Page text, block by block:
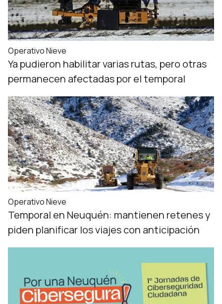
Operativo Nieve
Ya pudieron habilitar varias rutas, pero otras
permanecen afectadas por el temporal
Operativo Nieve
Temporal en Neuquén: mantienen retenes y
piden planificar los viajes con anticipación